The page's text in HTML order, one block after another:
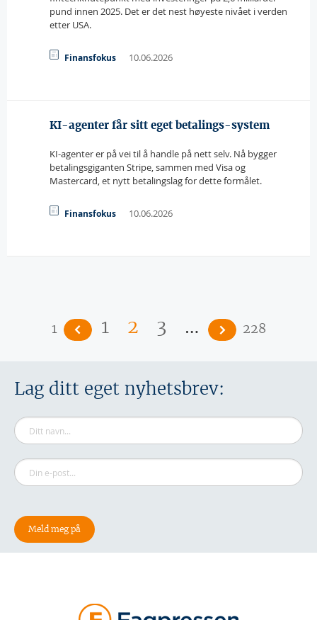
pund innen 2025. Det er det nest høyeste nivået i verden
etter USA.
Finansfokus 10.06.2026
KI-agenter får sitt eget betalings-system
KI-agenter er på vei til å handle på nett selv. Nå bygger
betalingsgiganten Stripe, sammen med Visa og
Mastercard, et nytt betalingslag for dette formålet.
Finansfokus 10.06.2026
1 1 2 3 … 228
Lag ditt eget nyhetsbrev: